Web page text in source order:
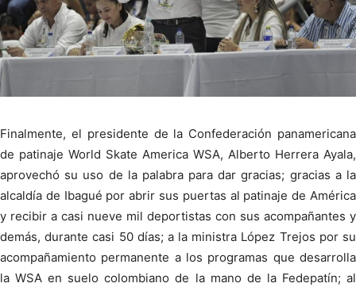
Finalmente, el presidente de la Confederación panamericana
de patinaje World Skate America WSA, Alberto Herrera Ayala,
aprovechó su uso de la palabra para dar gracias; gracias a la
alcaldía de Ibagué por abrir sus puertas al patinaje de América
y recibir a casi nueve mil deportistas con sus acompañantes y
demás, durante casi 50 días; a la ministra López Trejos por su
acompañamiento permanente a los programas que desarrolla
la WSA en suelo colombiano de la mano de la Fedepatín; al